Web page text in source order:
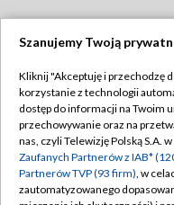
Abonament TVP
Emisja w TVP
Centrum informacji
Szanujemy Twoją
Kliknij "Akceptuję i przechodzę
korzystanie z technologii
dostęp do informacji na Twoim
przechowywanie oraz na
nas, czyli Telewizję Polską S.A.
Zaufanych Partnerów z IAB*
Partnerów TVP (93 firm), w
zautomatyzowanego